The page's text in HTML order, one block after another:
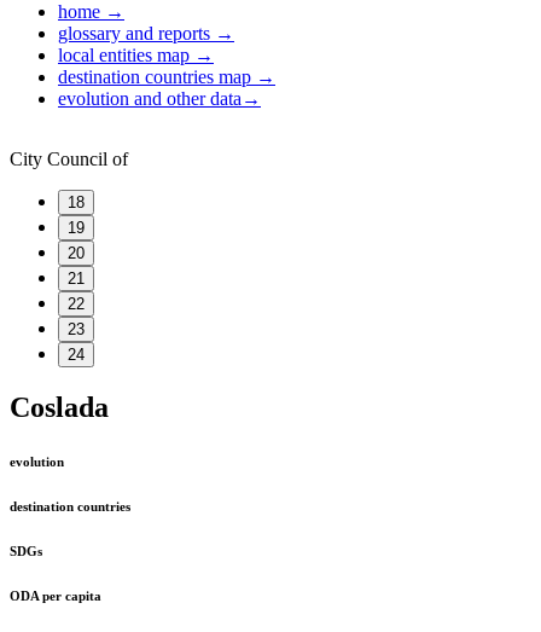
home →
glossary and reports →
local entities map →
destination countries map →
evolution and other data→
City Council of
18
19
20
21
22
23
24
Coslada
evolution
destination countries
SDGs
ODA per capita